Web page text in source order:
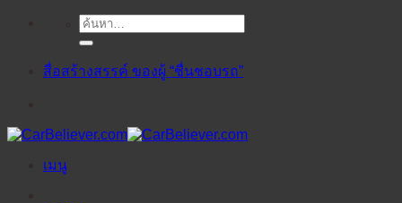
ค้นหา:
สื่อสร้างสรรค์ ของผู้ “ชื่นชอบรถ”
เมนู